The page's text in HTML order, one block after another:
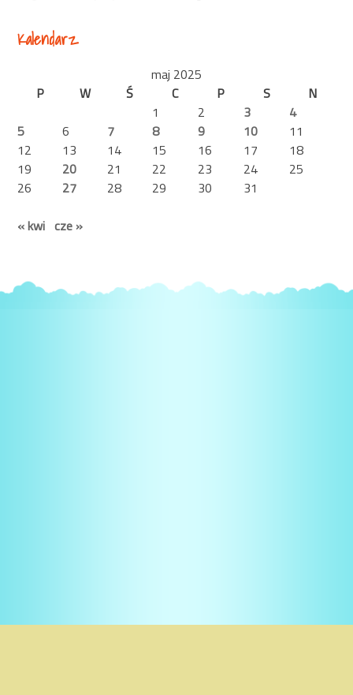
Kalendarz
maj 2025
P
W Ś C P S
N
1
2 3
4
5
6 7 8 9 10
11
12
13 14 15 16 17
18
19
20 21 22 23 24
25
26
27 28 29 30
31
« kwi cze »